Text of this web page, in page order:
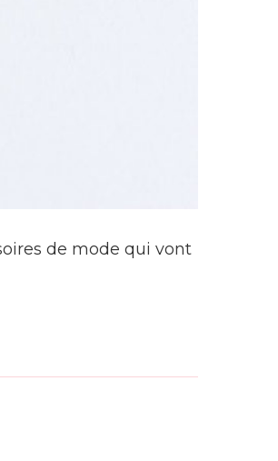
de mode qui vont